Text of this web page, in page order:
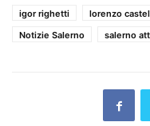
igor righetti
lorenzo
Notizie Salerno
salerno